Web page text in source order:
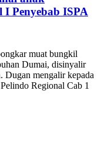
I Penyebab ISPA
muat bungkil
Dumai, disinyalir
Dugan mengalir kepada
Regional Cab 1